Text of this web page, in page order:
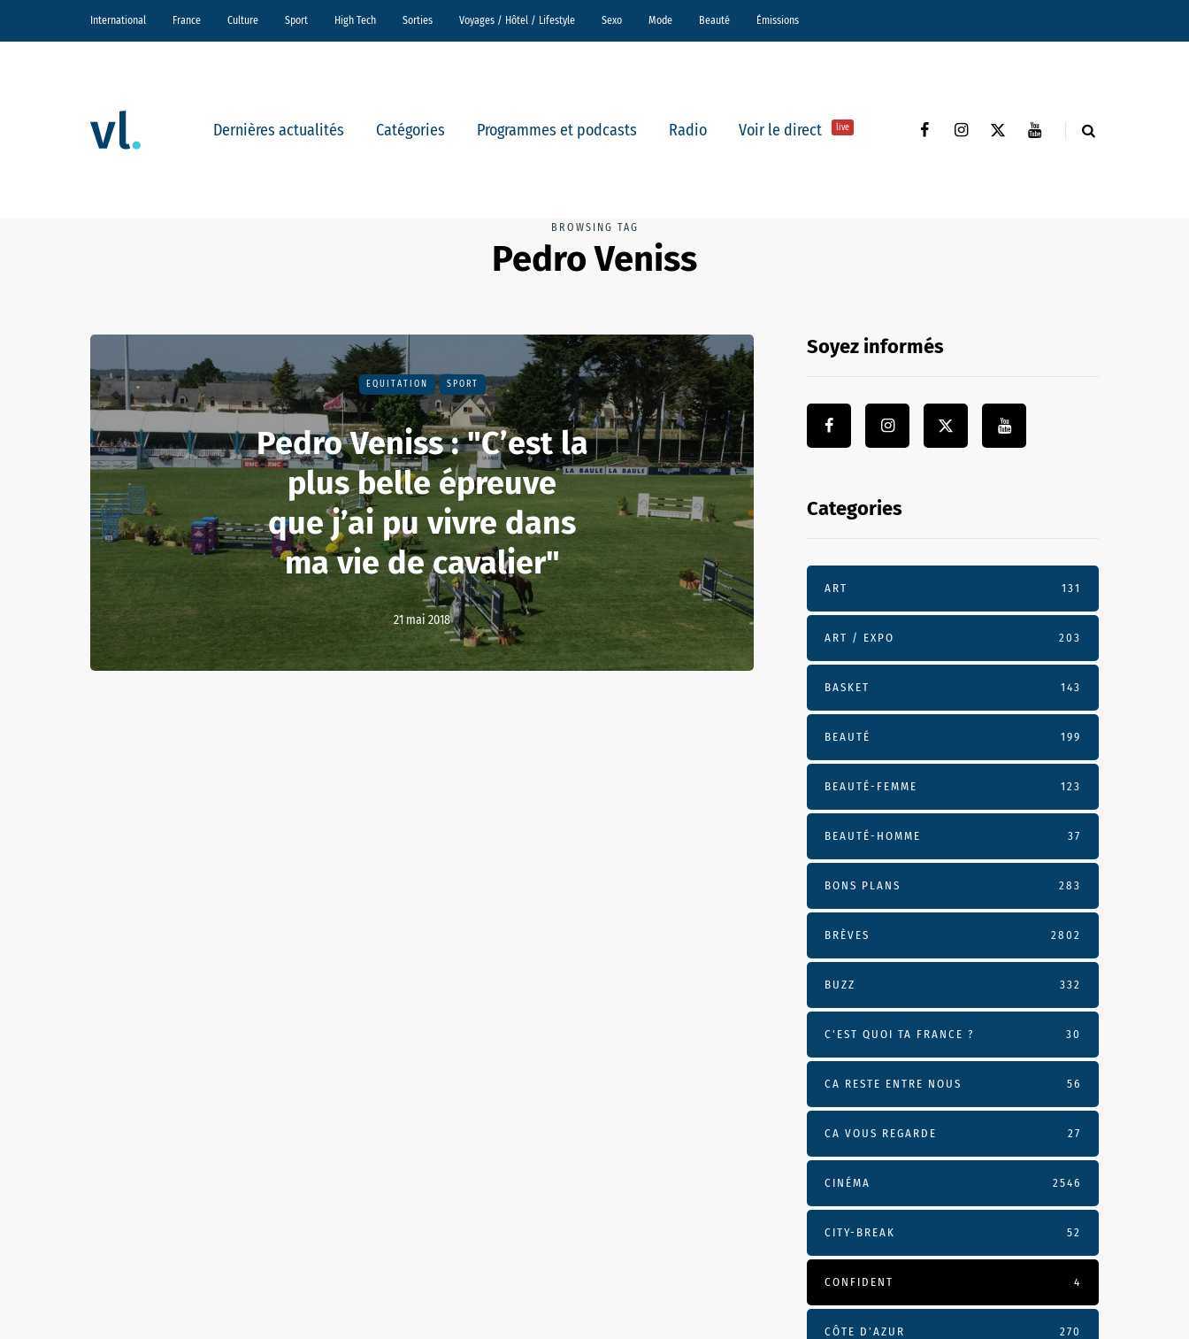
International France Culture Sport High Tech Sorties Voyages / Hôtel / Lifestyle Sexo Mode Beauté Émissions
Dernières actualités Catégories Programmes et podcasts Radio Voir le direct live
BROWSING TAG
Pedro Veniss
EQUITATION SPORT
Pedro Veniss : "C’est la
plus belle épreuve
que j’ai pu vivre dans
ma vie de cavalier"
21 mai 2018
Soyez informés
Categories
ART 131
ART / EXPO 203
BASKET 143
BEAUTÉ 199
BEAUTÉ-FEMME 123
BEAUTÉ-HOMME 37
BONS PLANS 283
BRÈVES 2802
BUZZ 332
C'EST QUOI TA FRANCE ? 30
CA RESTE ENTRE NOUS 56
CA VOUS REGARDE 27
CINÉMA 2546
CITY-BREAK 52
CONFIDENT 4
CÔTE D’AZUR 270